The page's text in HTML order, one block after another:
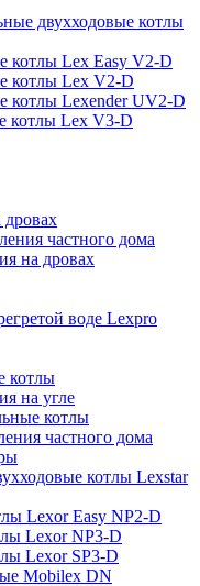
двухходовые котлы
котлы Lex Easy V2-D
котлы Lex V2-D
котлы Lexender UV2-D
котлы Lex V3-D
дровах
частного дома
на дровах
воде Lexpro
котлы
на угле
котлы
частного дома
котлы Lexstar
Lexor Easy NP2-D
Lexor NP3-D
Lexor SP3-D
Mobilex DN